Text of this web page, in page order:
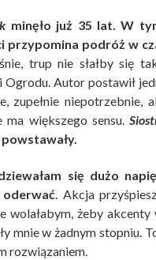
minęło już 35 lat. W
przypomina podróż w
trup nie słałby się
Autor postawił
zupełnie niepotrzebnie,
większego sensu.
się dużo
. Akcja
żeby akcenty
mnie w żadnym stopniu.
rozwiązaniem.